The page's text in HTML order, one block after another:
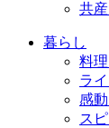
共
暮らし
料
ラ
感
ス